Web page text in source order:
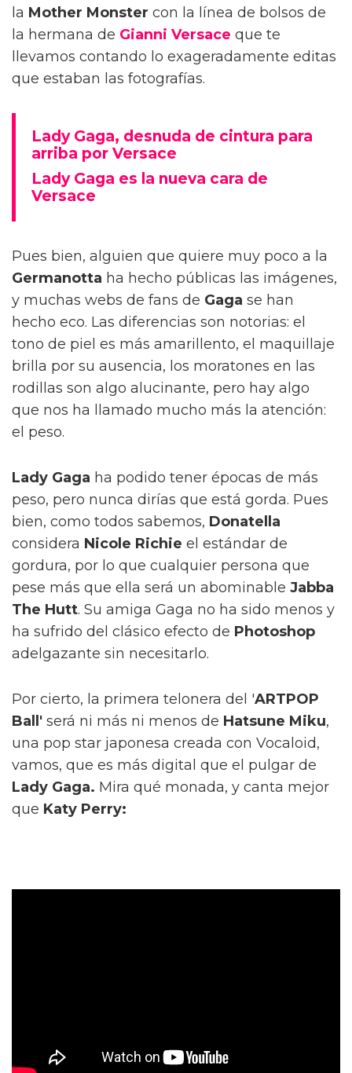
la Mother Monster con la línea de bolsos de
la hermana de Gianni Versace que te
llevamos contando lo exageradamente editas
que estaban las fotografías.
Lady Gaga, desnuda de cintura para
arriba por Versace
Lady Gaga es la nueva cara de
Versace
Pues bien, alguien que quiere muy poco a la
Germanotta ha hecho públicas las imágenes,
y muchas webs de fans de Gaga se han
hecho eco. Las diferencias son notorias: el
tono de piel es más amarillento, el maquillaje
brilla por su ausencia, los moratones en las
rodillas son algo alucinante, pero hay algo
que nos ha llamado mucho más la atención:
el peso.
Lady Gaga ha podido tener épocas de más
peso, pero nunca dirías que está gorda. Pues
bien, como todos sabemos, Donatella
considera Nicole Richie el estándar de
gordura, por lo que cualquier persona que
pese más que ella será un abominable Jabba
The Hutt. Su amiga Gaga no ha sido menos y
ha sufrido del clásico efecto de Photoshop
adelgazante sin necesitarlo.
Por cierto, la primera telonera del 'ARTPOP
Ball' será ni más ni menos de Hatsune Miku,
una pop star japonesa creada con Vocaloid,
vamos, que es más digital que el pulgar de
Lady Gaga. Mira qué monada, y canta mejor
que Katy Perry: